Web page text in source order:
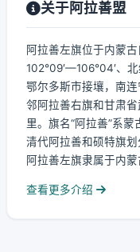
关于阿拉善盟
阿拉善左旗位于内蒙
102°09′—106°04′、
鄂尔多斯市接壤，南
邻阿拉善右旗和甘肃
里。旗名“阿拉善”系蒙
清代阿拉善和硕特旗划
阿拉善左旗隶属于内
查看更多介绍